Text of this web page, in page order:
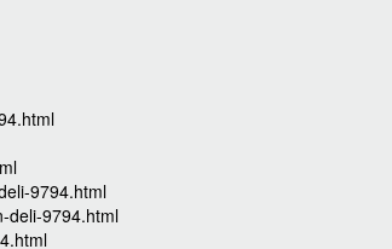
9794.html
deli-9794.html